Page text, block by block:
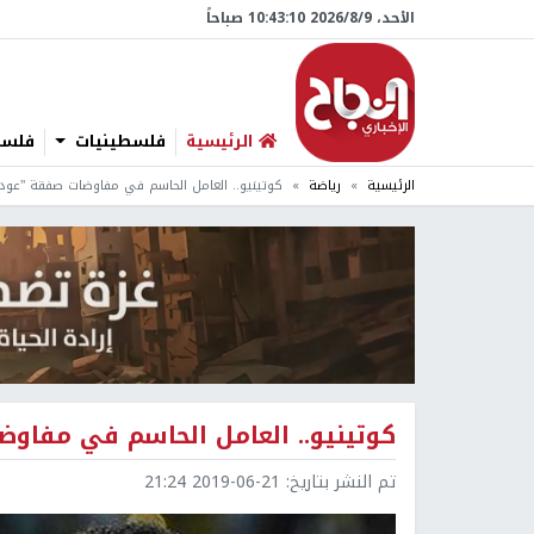
الأحد، 9/‏8/‏2026 10:43:11 صباحاً
الرئيسية فلسطينيات
الرئيسية رياضة كوتينيو.. العامل الحاسم في مفاوضات صفقة
كوتينيو.. العامل الحاسم في
تم النشر بتاريخ: 2019-06-21 21:24